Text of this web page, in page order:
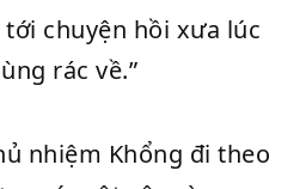
tới chuyện hồi xưa lúc
rác về.”
nhiệm Khổng đi theo